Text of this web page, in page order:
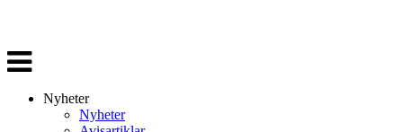
Veksle
navigasjon
Nyheter
Nyheter